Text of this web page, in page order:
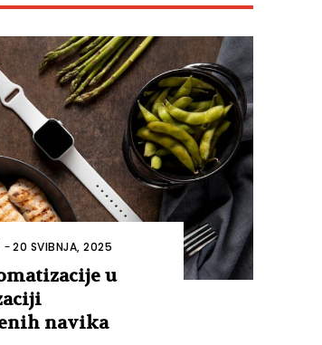
-20 SVIBNJA, 2025
u
navika